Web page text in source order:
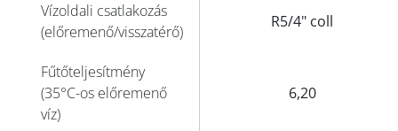
Vízoldali csatlakozás
(előremenő/visszatérő)
R5/4" coll
Fűtőteljesítmény
(35°C-os előremenő
víz)
6,20